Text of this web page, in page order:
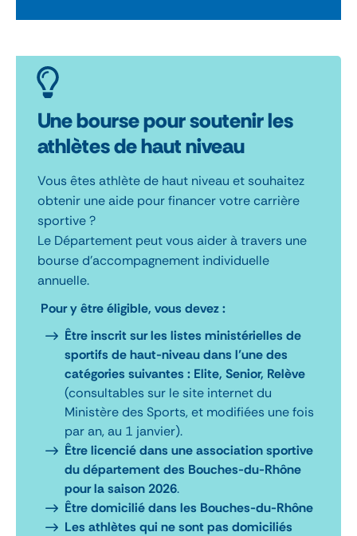
Une bourse pour soutenir les
athlètes de haut niveau
Vous êtes athlète de haut niveau et souhaitez
obtenir une aide pour financer votre carrière
sportive ?
Le Département peut vous aider à travers une
bourse d’accompagnement individuelle
annuelle.
Pour y être éligible, vous devez :
Être inscrit sur les listes ministérielles de
sportifs de haut-niveau dans l’une des
catégories suivantes : Elite, Senior, Relève
(consultables sur le site internet du
Ministère des Sports, et modifiées une fois
par an, au 1 janvier).
Être licencié dans une association sportive
du département des Bouches-du-Rhône
pour la saison 2026.
Être domicilié dans les Bouches-du-Rhône
Les athlètes qui ne sont pas domiciliés